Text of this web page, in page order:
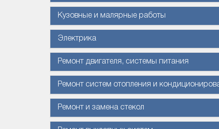
Кузовные и малярные работы
Электрика
Ремонт двигателя, системы питания
Ремонт систем отопления и
Ремонт и замена стекол